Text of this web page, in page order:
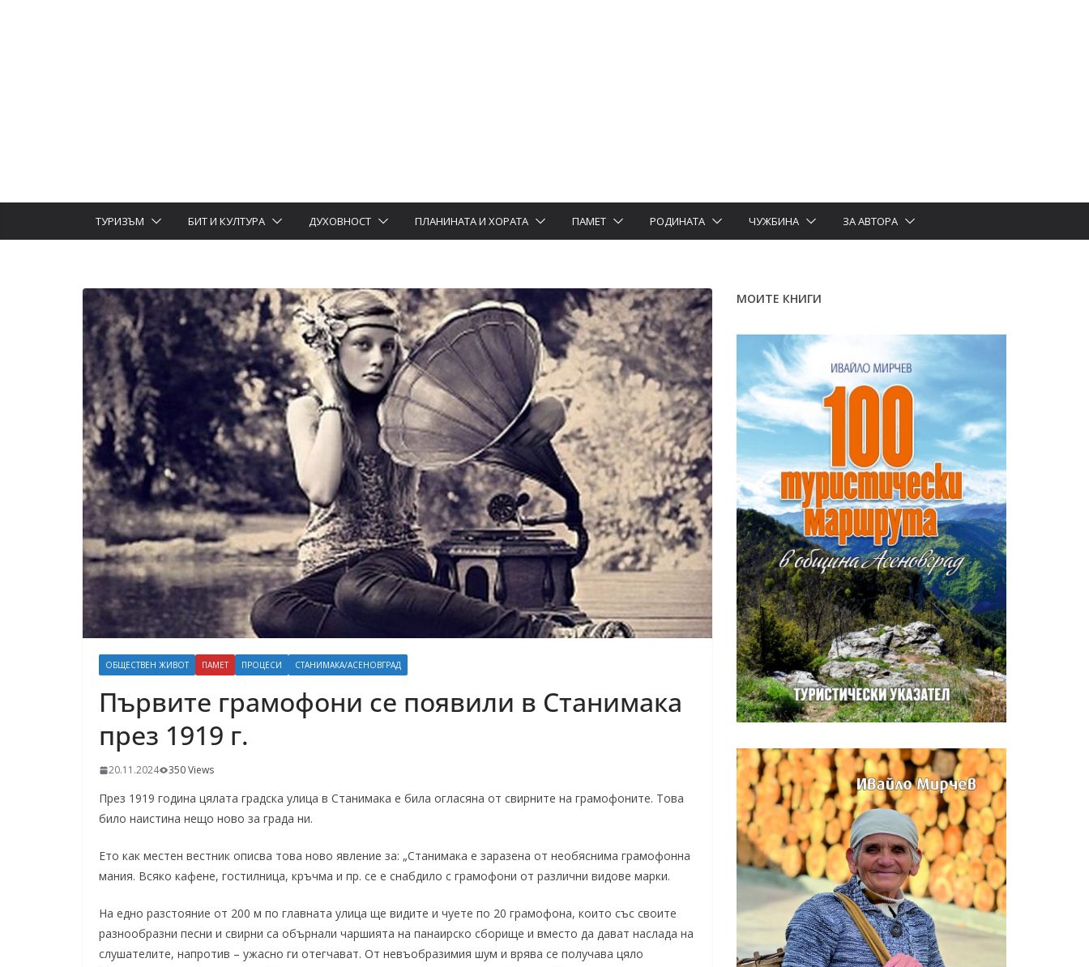
ТУРИЗЪМ БИТ И КУЛТУРА ДУХОВНОСТ ПЛАНИНАТА И ХОРАТА ПАМЕТ РОДИНАТА ЧУЖБИНА ЗА АВТОРА
ОБЩЕСТВЕН ЖИВОТ ПАМЕТ ПРОЦЕСИ СТАНИМАКА/АСЕНОВГРАД
Първите грамофони се появили в Станимака
през 1919 г.
20.11.2024 350 Views
През 1919 година цялата градска улица в Станимака е била огласяна от свирните на грамофоните. Това
било наистина нещо ново за града ни.
Ето как местен вестник описва това ново явление за: „Станимака е заразена от необяснима грамофонна
мания. Всяко кафене, гостилница, кръчма и пр. се е снабдило с грамофони от различни видове марки.
На едно разстояние от 200 м по главната улица ще видите и чуете по 20 грамофона, които със своите
разнообразни песни и свирни са обърнали чаршията на панаирско сборище и вместо да дават наслада на
слушателите, напротив – ужасно ги отегчават. От невъобразимия шум и врява се получава цяло
МОИТЕ КНИГИ